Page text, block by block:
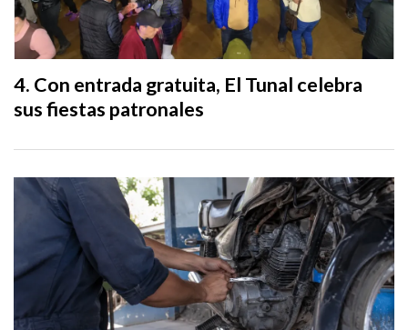
Con entrada gratuita, El Tunal celebra
sus fiestas patronales